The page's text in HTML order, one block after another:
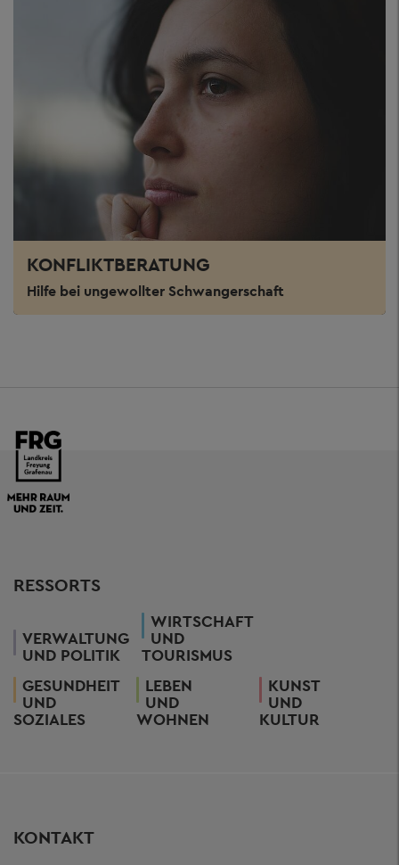
KONFLIKTBERATUNG
Hilfe bei ungewollter Schwangerschaft
RESSORTS
VERWALTUNG
UND POLITIK
WIRTSCHAFT
UND
TOURISMUS
GESUNDHEIT
UND
SOZIALES
LEBEN
UND
WOHNEN
KUNST
UND
KULTUR
KONTAKT